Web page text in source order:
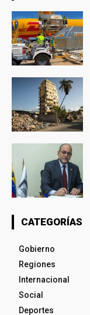
CATEGORÍAS
Gobierno
Regiones
Internacional
Social
Deportes